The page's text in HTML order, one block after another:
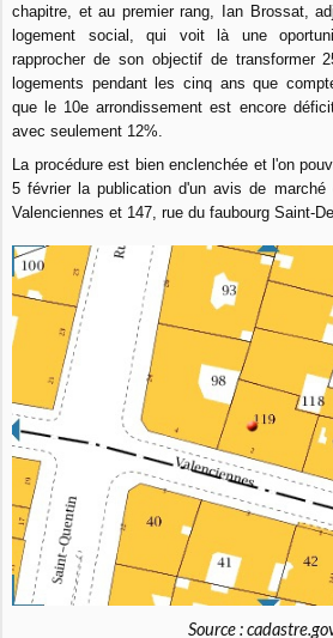
chapitre, et au premier rang, Ian Brossat,
logement social, qui voit là une
rapprocher de son objectif de transformer
logements pendant les cinq ans que
que le 10e arrondissement est encore
avec seulement 12%.
La procédure est bien enclenchée et l'on
5 février la publication d'un avis de
Valenciennes et 147, rue du faubourg Saint-
Source :